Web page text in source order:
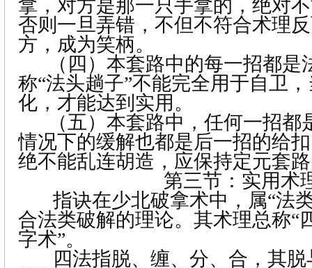
拿，对方是那一只手拿的，绝对
否则一旦弄错，不但不符合术理
方，成为笑柄。
（四）本套路中的每一招都是
称“法头趟子”不能完全用于自卫
化，才能达到实用。
（五）本套路中，任何一招都
情况下的缓解也都是后一招的给
绝不能乱连胡造，应保持定元套
第三节：实用术
指诀在少北破拿术中，属“法
合法类破解的理论。其术理总称“
字术”。
四法指脱、缠、分、合，其